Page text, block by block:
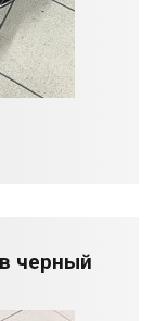
черный